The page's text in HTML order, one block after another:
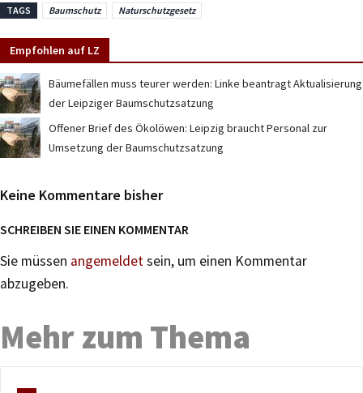
TAGS Baumschutz Naturschutzgesetz
Empfohlen auf LZ
Bäumefällen muss teurer werden: Linke beantragt Aktualisierung
der Leipziger Baumschutzsatzung
Offener Brief des Ökolöwen: Leipzig braucht Personal zur
Umsetzung der Baumschutzsatzung
Keine Kommentare bisher
SCHREIBEN SIE EINEN KOMMENTAR
Sie müssen angemeldetsein, um einen Kommentar
abzugeben.
Mehr zum Thema